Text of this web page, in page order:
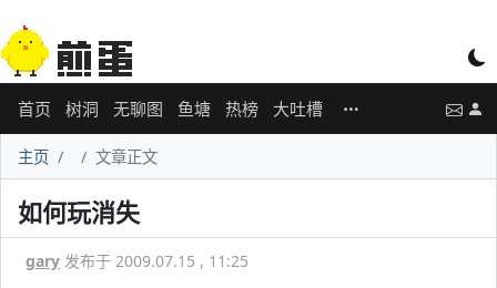
首页 树洞 无聊图 鱼塘 热榜 大吐槽
主页 文章正文
如何玩消失
gary 发布于 2009.07.15 , 11:25